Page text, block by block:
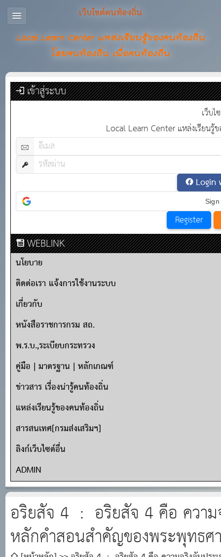
เว็บไซต์คนท้องถิ่น
Local Learn Center แหล่งเรียนรู้ของคนท้องถิ่น
โดยคนท้องถิ่น เพื่อคนท้องถิ่น
เข้าสู่ระบบ
เว็บ
Local Learn Center แหล่งเรียน
Login
WEBLINK
นโยบาย
ติดต่อเรา แจ้งการใช้งานระบบ
เกี่ยวกับ
หนังสือราชการกรม สถ.
พ.ร.บ.,ระเบียบกระทรวง
คู่มือ | มาตรฐาน | หลักเกณฑ์
ข่าวสาร เรื่องน่ารู้คนท้องถิ่น
แหล่งเรียนรู้ของคนท้องถิ่น
สารสนเทศ[กรมส่งเสริมฯ]
ลิงก์เว็บไซต์อื่น
ADMIN
อริยสัจ 4 : อริยสัจ 4 คือ ความ
หลักคำสอนสำคัญของพระพุทธศ